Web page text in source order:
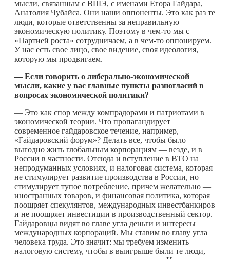
мысли, связанным с ВШЭ, с именами Егора Гайдара,
Анатолия Чубайса. Они наши оппоненты. Это как раз те
люди, которые ответственны за неправильную
экономическую политику. Поэтому в чем-то мы с
«Партией роста» сотрудничаем, а в чем-то оппонируем.
У нас есть свое лицо, свое видение, своя идеология,
которую мы продвигаем.
— Если говорить о либерально-экономической
мысли, какие у вас главные пункты разногласий в
вопросах экономической политики?
— Это как спор между компрадорами и патриотами в
экономической теории. Что пропагандирует
современное гайдаровское течение, например,
«Гайдаровский форум»? Делать все, чтобы было
выгодно жить глобальным корпорациям — везде, и в
России в частности. Отсюда и вступление в ВТО на
непродуманных условиях, и налоговая система, которая
не стимулирует развитие производства в России, но
стимулирует тупое потребление, причем желательно —
иностранных товаров, и финансовая политика, которая
поощряет спекулянтов, международных инвестбанкиров
и не поощряет инвестиции в производственный сектор.
Гайдаровцы видят во главе угла деньги и интересы
международных корпораций. Мы ставим во главу угла
человека труда. Это значит: мы требуем изменить
налоговую систему, чтобы в выигрыше были те люди,